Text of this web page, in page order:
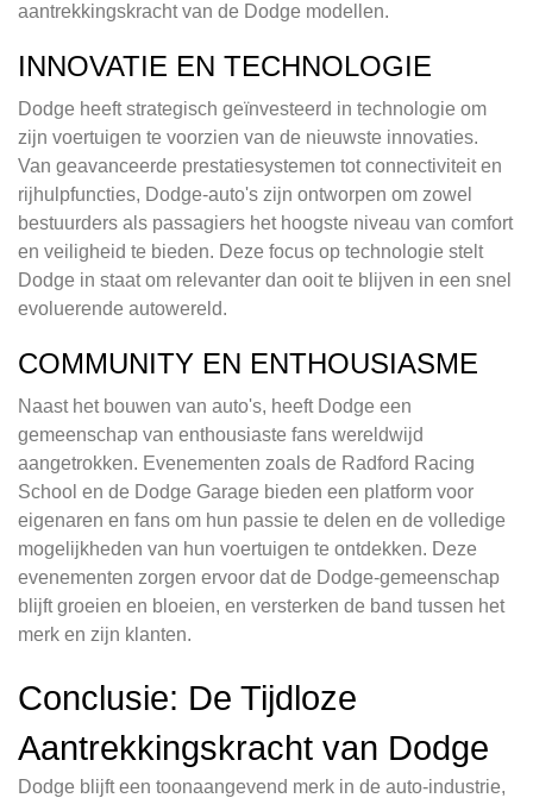
aantrekkingskracht van de Dodge modellen.
INNOVATIE EN TECHNOLOGIE
Dodge heeft strategisch geïnvesteerd in technologie om
zijn voertuigen te voorzien van de nieuwste innovaties.
Van geavanceerde prestatiesystemen tot connectiviteit en
rijhulpfuncties, Dodge-auto's zijn ontworpen om zowel
bestuurders als passagiers het hoogste niveau van comfort
en veiligheid te bieden. Deze focus op technologie stelt
Dodge in staat om relevanter dan ooit te blijven in een snel
evoluerende autowereld.
COMMUNITY EN ENTHOUSIASME
Naast het bouwen van auto's, heeft Dodge een
gemeenschap van enthousiaste fans wereldwijd
aangetrokken. Evenementen zoals de Radford Racing
School en de Dodge Garage bieden een platform voor
eigenaren en fans om hun passie te delen en de volledige
mogelijkheden van hun voertuigen te ontdekken. Deze
evenementen zorgen ervoor dat de Dodge-gemeenschap
blijft groeien en bloeien, en versterken de band tussen het
merk en zijn klanten.
Conclusie: De Tijdloze
Aantrekkingskracht van Dodge
Dodge blijft een toonaangevend merk in de auto-industrie,